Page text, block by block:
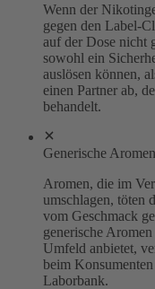
Wenn der
gegen den Label-
auf der Dose nicht
sowohl ein
auslösen können,
einen Partner ab,
behandelt.
Generische
Aromen, die im
umschlagen, töten
vom Geschmack
generische
Umfeld anbietet,
beim
Laborbank.